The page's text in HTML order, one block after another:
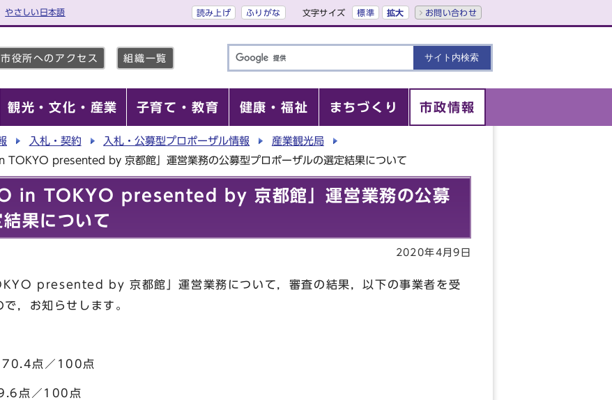
やさしい日本語 読み上げ ふりがな 文字サイズ 標準 拡大 お問い合わせ
市役所へのアクセス 組織一覧
観光・文化・産業 子育て・教育 健康・福祉 まちづくり 市政情報
入札・契約 入札・公募型プロポーザル情報
産業観光局
TOKYO presented by 京都館」運営業務の公募型プロポーザルの選定結果について
in TOKYO presented by 京都館」運営業務の公募
果について
2020年4月9日
presented by 京都館」運営業務について，審査の結果，以下の事業者を受
，お知らせします。
点／100点
点／100点